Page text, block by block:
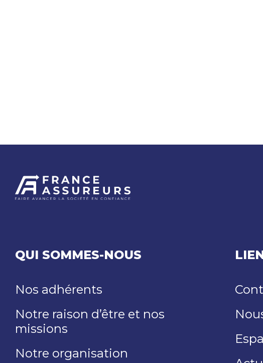
QUI SOMMES-NOUS
Nos adhérents
Notre raison d’être et nos
missions
Notre organisation